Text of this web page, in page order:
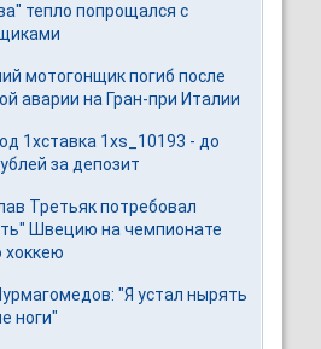
тепло попрощался с
мотогонщик погиб после
аварии на Гран-при Италии
1хставка 1xs_10193 - до
за депозит
Третьяк потребовал
Швецию на чемпионате
хоккею
"Я устал нырять
ноги"